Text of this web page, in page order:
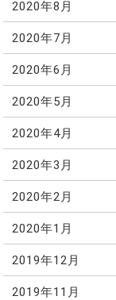
2020年8月
2020年7月
2020年6月
2020年5月
2020年4月
2020年3月
2020年2月
2020年1月
2019年12月
2019年11月